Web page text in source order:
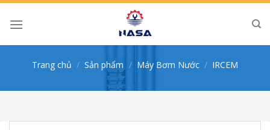
Skip
Trang chủ / Sản phẩm / Máy Bơm Nước / IRCEM